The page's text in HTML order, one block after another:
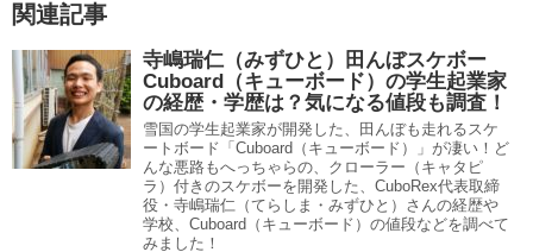
関連記事
寺嶋瑞仁（みずひと）田んぼスケボー
Cuboard（キューボード）の学生起業家
の経歴・学歴は？気になる値段も調査！
雪国の学生起業家が開発した、田んぼも走れるスケ
ートボード「Cuboard（キューボード）」が凄い！ど
んな悪路もへっちゃらの、クローラー（キャタピ
ラ）付きのスケボーを開発した、CuboRex代表取締
役・寺嶋瑞仁（てらしま・みずひと）さんの経歴や
学校、Cuboard（キューボード）の値段などを調べて
みました！